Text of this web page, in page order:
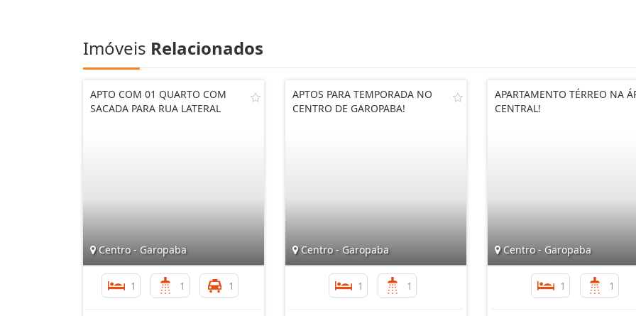
Imóveis Relacionados
APTO COM 01 QUARTO COM
SACADA PARA RUA LATERAL
Centro - Garopaba
1 1 1
APTOS PARA TEMPORADA NO
CENTRO DE GAROPABA!
Centro - Garopaba
1 1
APARTAMENTO TÉRREO NA
CENTRAL!
Centro - Garopaba
1 1